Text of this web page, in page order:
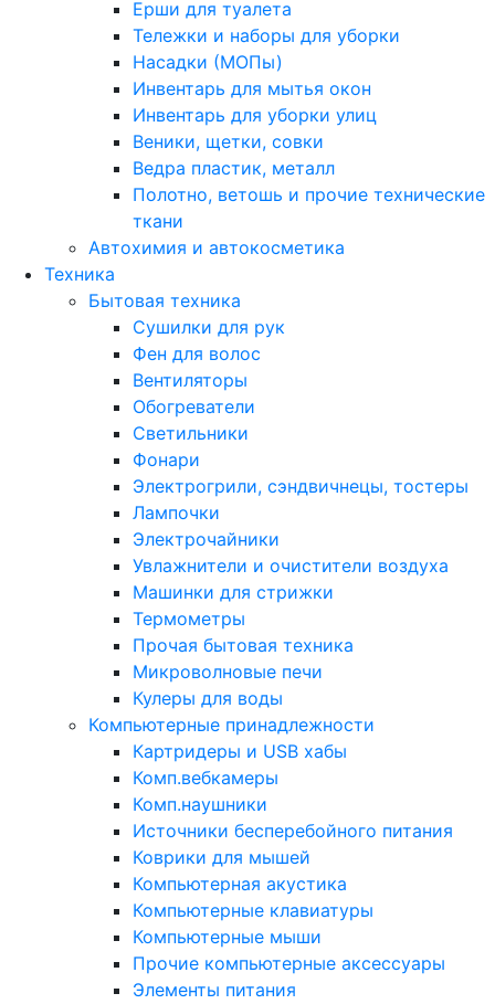
Ерши для туалета
Тележки и наборы для уборки
Насадки (МОПы)
Инвентарь для мытья окон
Инвентарь для уборки улиц
Веники, щетки, совки
Ведра пластик, металл
Полотно, ветошь и прочие технические
ткани
Автохимия и автокосметика
Техника
Бытовая техника
Сушилки для рук
Фен для волос
Вентиляторы
Обогреватели
Светильники
Фонари
Электрогрили, сэндвичнецы, тостеры
Лампочки
Электрочайники
Увлажнители и очистители воздуха
Машинки для стрижки
Термометры
Прочая бытовая техника
Микроволновые печи
Кулеры для воды
Компьютерные принадлежности
Картридеры и USB хабы
Комп.вебкамеры
Комп.наушники
Источники бесперебойного питания
Коврики для мышей
Компьютерная акустика
Компьютерные клавиатуры
Компьютерные мыши
Прочие компьютерные аксессуары
Элементы питания